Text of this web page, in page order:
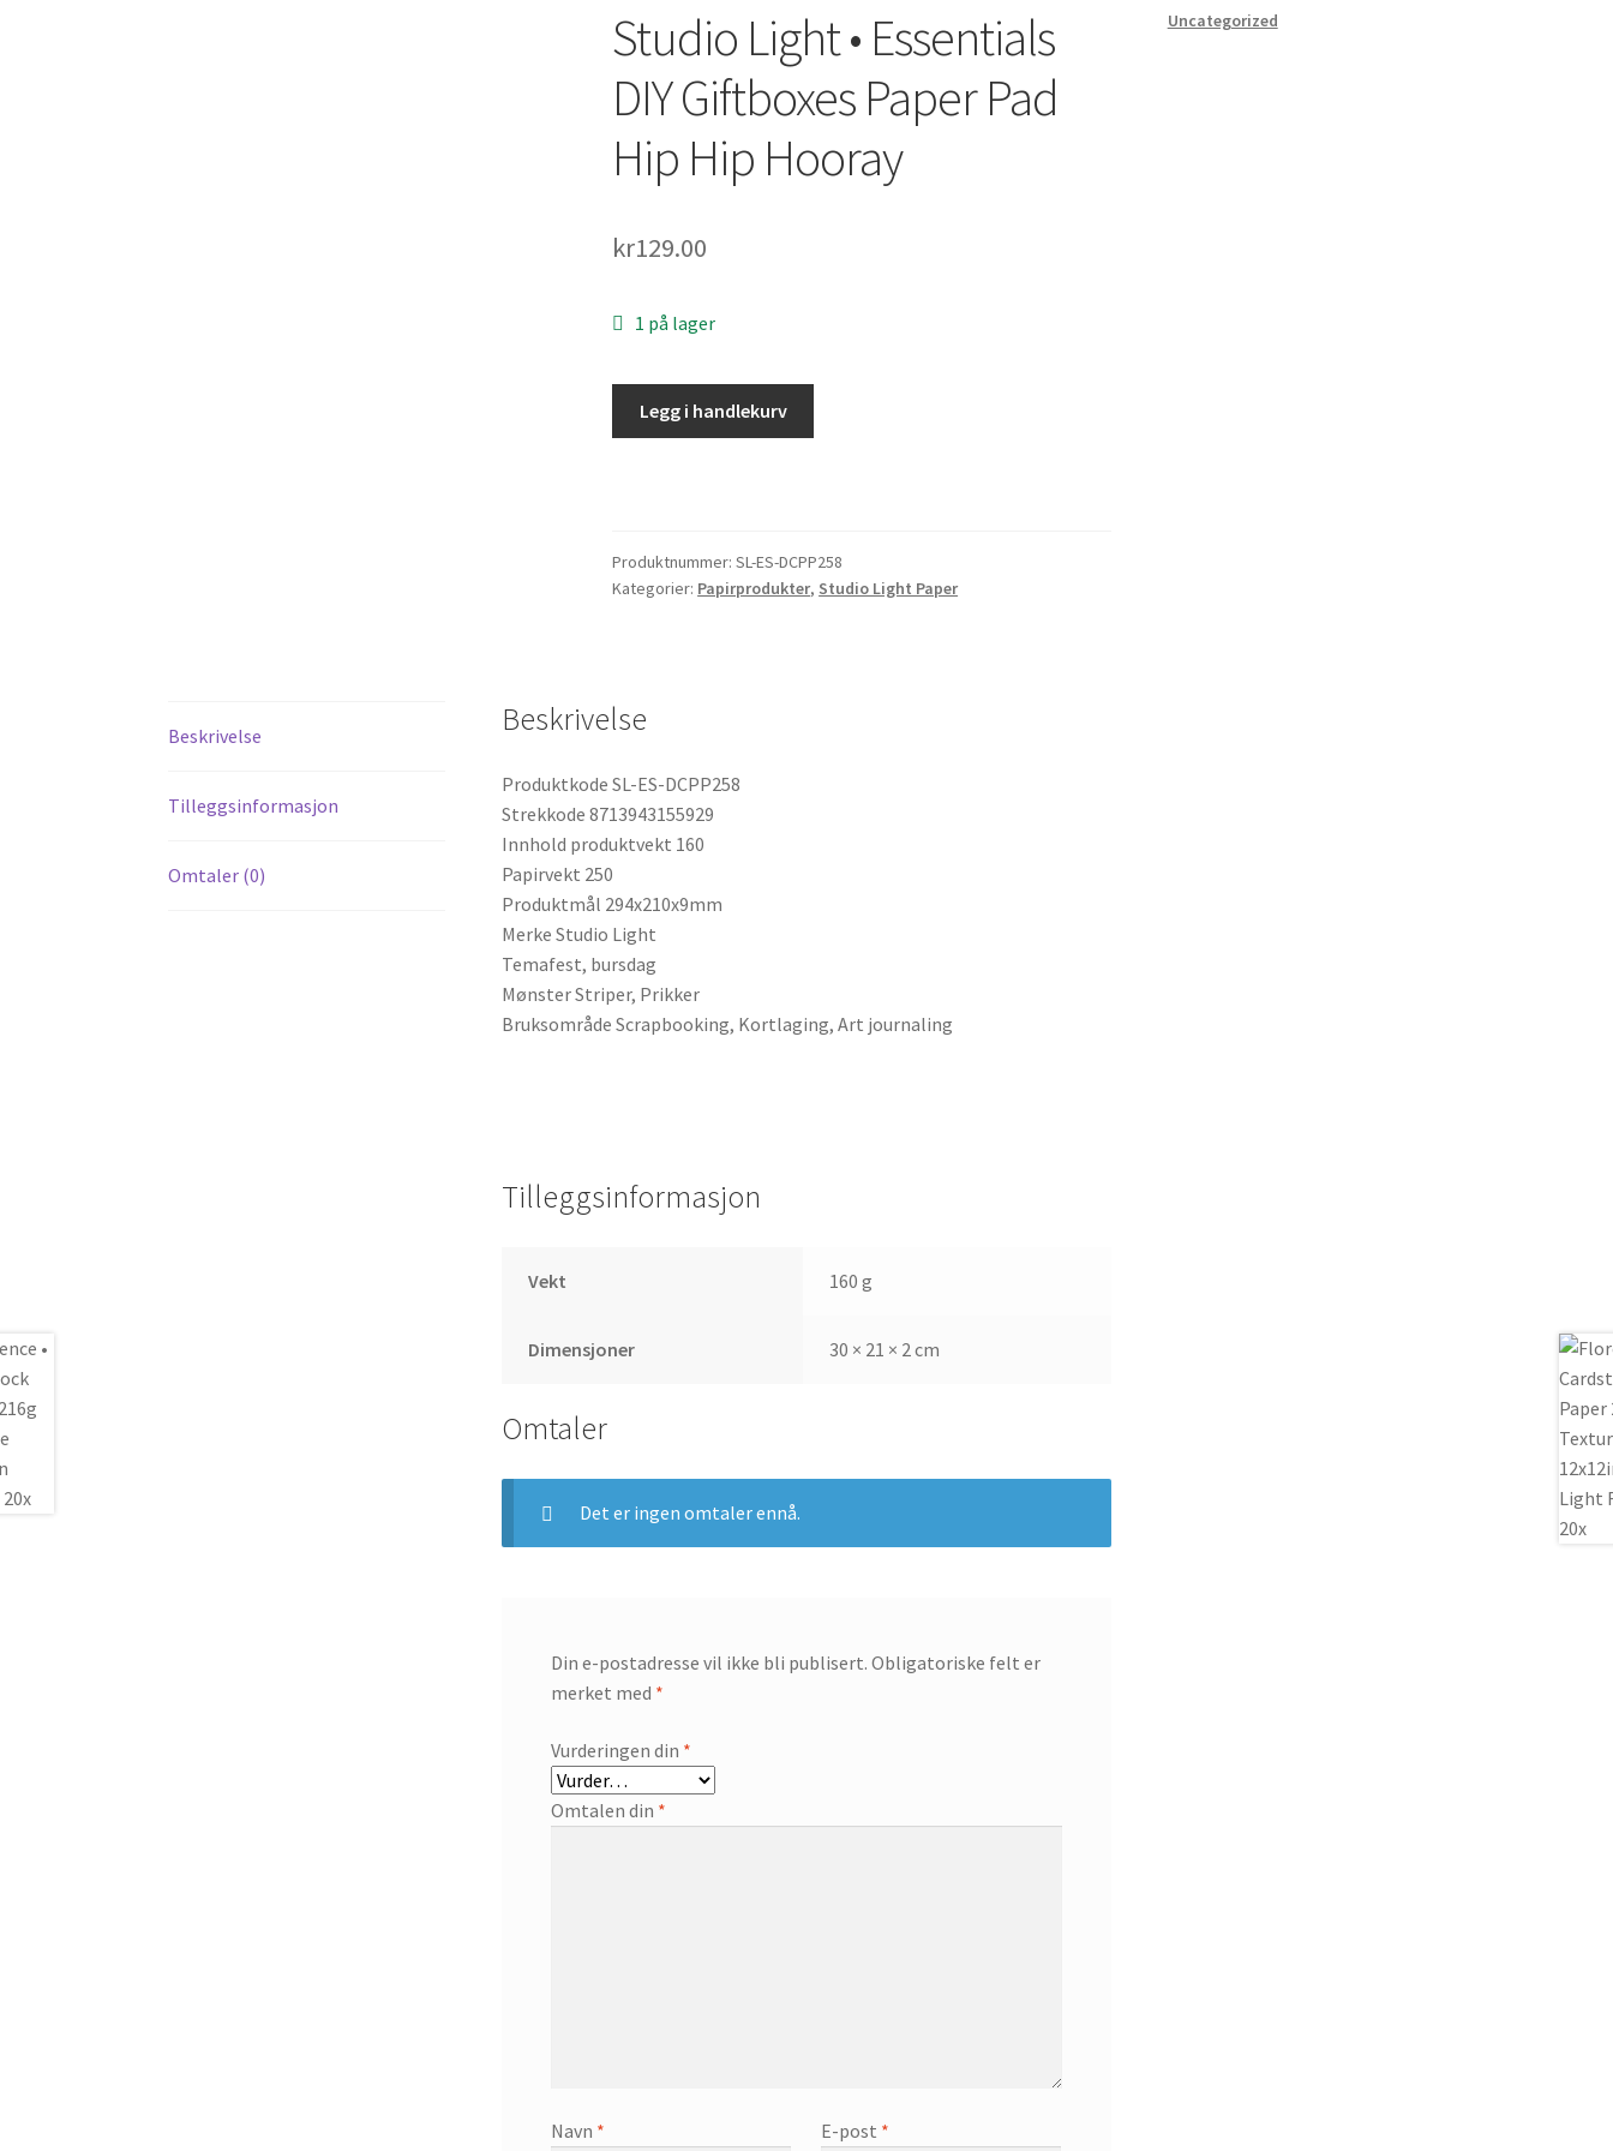
Studio Light • Essentials
DIY Giftboxes Paper Pad
Hip Hip Hooray
kr129.00
1 på lager
Paper
antall
Legg i handlekurv
Produktnummer:SL-ES-DCPP258
Kategorier: Papirprodukter, Studio Light Paper
Beskrivelse
Tilleggsinformasjon
Omtaler (0)
Beskrivelse
Produktkode SL-ES-DCPP258
Strekkode 8713943155929
Innhold produktvekt 160
Papirvekt 250
Produktmål 294x210x9mm
Merke Studio Light
Temafest, bursdag
Mønster Striper, Prikker
Bruksområde Scrapbooking, Kortlaging, Art journaling
Tilleggsinformasjon
Vekt 160 g
Dimensjoner 30 × 21 × 2 cm
Omtaler
Det er ingen omtaler ennå.
Din e-postadresse vil ikke bli publisert. Obligatoriske felt er
merket med *
Vurderingen din *
Omtalen din *
Navn * E-post *
Uncategorized